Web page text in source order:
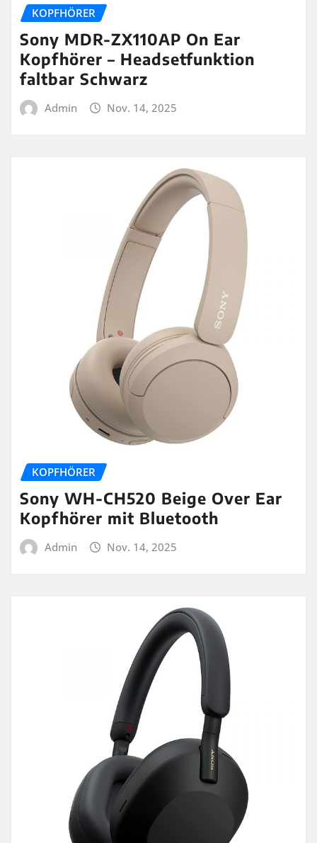
KOPFHÖRER
Sony MDR-ZX110AP On Ear
Kopfhörer – Headsetfunktion
faltbar Schwarz
Admin Nov. 14, 2025
KOPFHÖRER
Sony WH-CH520 Beige Over Ear
Kopfhörer mit Bluetooth
Admin Nov. 14, 2025